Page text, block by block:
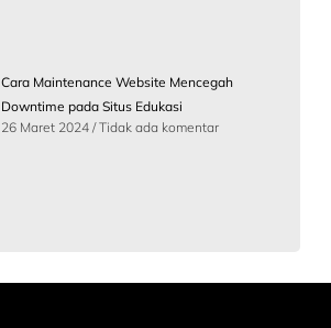
Cara Maintenance Website Mencegah
Downtime pada Situs Edukasi
26 Maret 2024 Tidak ada komentar